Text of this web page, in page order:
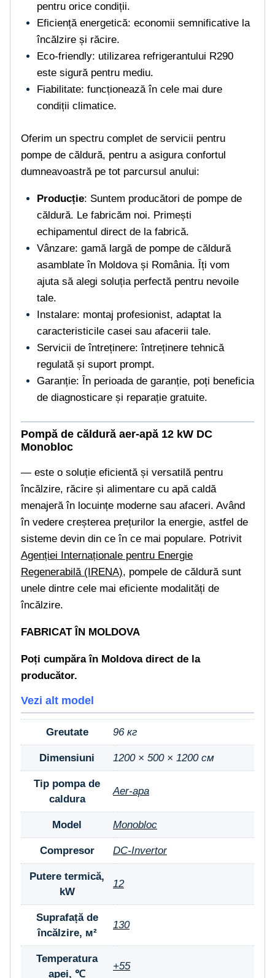
pentru orice condiții.
Eficiență energetică: economii semnificative la
încălzire și răcire.
Eco-friendly: utilizarea refrigerantului R290
este sigură pentru mediu.
Fiabilitate: funcționează în cele mai dure
condiții climatice.
Oferim un spectru complet de servicii pentru
pompe de căldură, pentru a asigura confortul
dumneavoastră pe tot parcursul anului:
Producție: Suntem producători de pompe de
căldură. Le fabricăm noi. Primești
echipamentul direct de la fabrică.
Vânzare: gamă largă de pompe de căldură
asamblate în Moldova și România. Îți vom
ajuta să alegi soluția perfectă pentru nevoile
tale.
Instalare: montaj profesionist, adaptat la
caracteristicile casei sau afacerii tale.
Servicii de întreținere: întreținere tehnică
regulată și suport prompt.
Garanție: În perioada de garanție, poți beneficia
de diagnosticare și reparație gratuite.
Pompă de căldură aer-apă 12 kW DC
Monobloc
— este o soluție eficientă și versatilă pentru
încălzire, răcire și alimentare cu apă caldă
menajeră în locuințe moderne sau afaceri. Având
în vedere creșterea prețurilor la energie, astfel de
sisteme devin din ce în ce mai populare. Potrivit
Agenției Internaționale pentru Energie
Regenerabilă (IRENA), pompele de căldură sunt
unele dintre cele mai eficiente modalități de
încălzire.
FABRICAT ÎN MOLDOVA
Poți cumpăra în Moldova direct de la
producător.
Vezi alt model
Greutate 96 кг
Dimensiuni 1200 × 500 × 1200 см
Tip pompa de
caldura
Aer-apa
Model Monobloc
Compresor DC-Invertor
Putere termică,
kW
12
Suprafață de
încălzire, м²
130
Temperatura
apei, ℃
+55